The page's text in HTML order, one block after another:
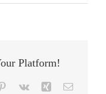
Platform!
Pinterest
Vk Xing E-